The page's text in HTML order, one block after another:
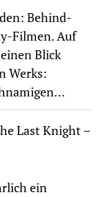
Behind-
Filmen. Auf
Blick
Werks:
Last Knight –
ein